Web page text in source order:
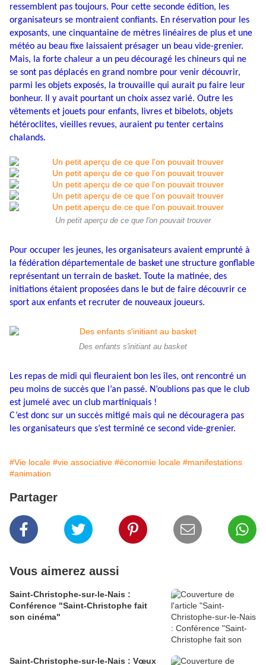
ressemblent pas toujours. Pour cette seconde édition, les
organisateurs se montraient confiants. En réservation pour les
exposants, une cinquantaine de mètres linéaires de plus et une
météo au beau fixe laissaient présager un beau vide-grenier.
Mais, la forte chaleur a un peu découragé les chineurs qui ne
se sont pas déplacés en grand nombre pour venir découvrir,
parmi les objets exposés, la trouvaille qui aurait pu faire leur
bonheur. Il y avait pourtant un choix assez varié. Outre les
vêtements et jouets pour enfants, livres et bibelots, objets
hétéroclites, vieilles revues, auraient pu tenter certains
chalands.
Un petit aperçu de ce que l'on pouvait trouver
Pour occuper les jeunes, les organisateurs avaient emprunté à
la fédération départementale de basket une structure gonflable
représentant un terrain de basket. Toute la matinée, des
initiations étaient proposées dans le but de faire découvrir ce
sport aux enfants et recruter de nouveaux joueurs.
Des enfants s'initiant au basket
Les repas de midi qui fleuraient bon les îles, ont rencontré un
peu moins de succès que l’an passé. N’oublions pas que le club
est jumelé avec un club martiniquais !
C’est donc sur un succès mitigé mais qui ne découragera pas
les organisateurs que s’est terminé ce second vide-grenier.
#Vie locale #vie associative #économie locale #manifestations
#animation
Partager
Vous aimerez aussi
Saint-Christophe-sur-le-Nais :
Conférence "Saint-Christophe fait
son cinéma"
Saint-Christophe-sur-le-Nais : Vœux